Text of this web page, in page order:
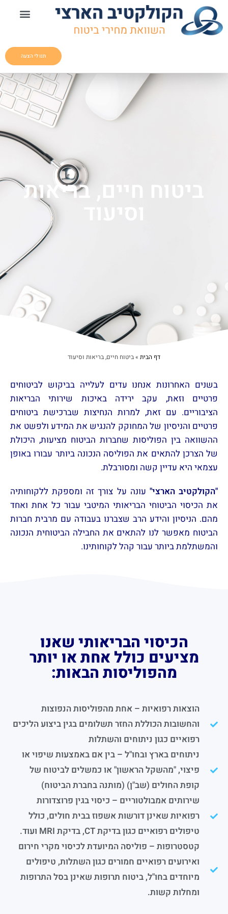
תנו לי הצעה
ביטוח חיים, בריאות
דף הבית »ביטוח חיים, בריאות וסיעוד
בשנים האחרונות אנחנו עדים לעלייה בביקוש לביטוחים
פרטיים וזאת, עקב ירידה באיכות שירותי הבריאות
הציבוריים. עם זאת, למרות הנחיצות שברכישת ביטוחים
פרטיים והניסיון של המחוקק להנגיש את המידע ולפשט את
ההשוואה בין הפוליסות שחברות הביטוח מציעות, היכולת
של הצרכן להתאים את הפוליסה הנכונה ביותר עבורו באופן
עצמאי היא עדיין קשה ומסורבלת.
"הקולקטיב הארצי" עונה על צורך זה ומספקת ללקוחותיה
את הכיסוי הביטוחי הבריאותי המיטבי עבור כל אחת ואחד
מהם. הניסיון והידע הרב שצברנו בעבודה עם מרבית חברות
הביטוח מאפשר לנו להתאים את החבילה הביטוחית הנכונה
והמשתלמת ביותר עבור קהל לקוחותינו.
הכיסוי הבריאותי שאנו
מציעים כולל אחת או יותר
מהפוליסות הבאות:
הוצאות רפואיות – אחת מהפוליסות הנפוצות
והחשובות הכוללת החזר תשלומים בגין ביצוע הליכים
רפואיים כגון ניתוחים והשתלות
ניתוחים בארץ ובחו"ל – בין אם באמצעות שיפוי או
פיצוי, "מהשקל הראשון" או כמשלים לביטוח של
קופת החולים (שב"ן) (מותנה בחברת הביטוח)
שירותים אמבולטוריים – כיסוי בגין פרוצדורות
רפואיות שאינן דורשות אשפוז בבית חולים, כולל
טיפולים רפואיים כגון בדיקת CT, בדיקת MRI ועוד.
קטסטרופות – פוליסה המיועדת לכיסוי מקרי חירום
ואירועים רפואיים חמורים כגון השתלות, טיפולים
מיוחדים בחו"ל, ביטוח תרופות שאינן בסל התרופות
ומחלות קשות.